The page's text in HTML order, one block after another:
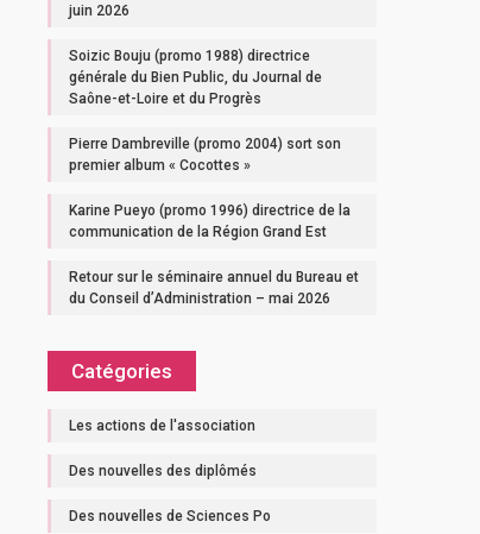
juin 2026
Soizic Bouju (promo 1988) directrice
générale du Bien Public, du Journal de
Saône-et-Loire et du Progrès
Pierre Dambreville (promo 2004) sort son
premier album « Cocottes »
Karine Pueyo (promo 1996) directrice de la
communication de la Région Grand Est
Retour sur le séminaire annuel du Bureau et
du Conseil d’Administration – mai 2026
Catégories
Les actions de l'association
Des nouvelles des diplômés
Des nouvelles de Sciences Po